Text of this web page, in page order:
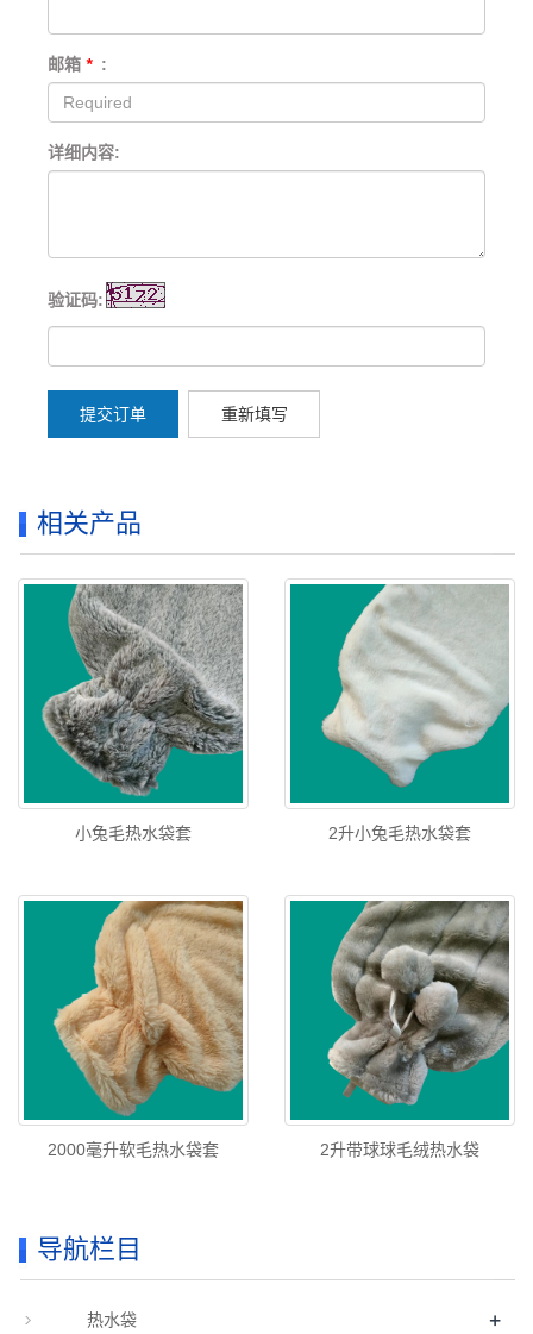
邮箱 * :
详细内容:
验证码:
提交订单 重新填写
相关产品
小兔毛热水袋套 2升小兔毛热水袋套
2000毫升软毛热水袋套 2升带球球毛绒热水袋
导航栏目
热水袋 +